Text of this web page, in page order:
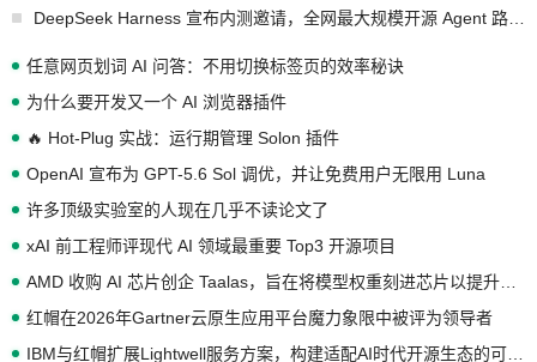
任意网页划词 AI 问答：不用切换标签页的效率秘诀
为什么要开发又一个 AI 浏览器插件
🔥 Hot-Plug 实战：运行期管理 Solon 插件
OpenAI 宣布为 GPT-5.6 Sol 调优，并让免费用户无限用 Luna
许多顶级实验室的人现在几乎不读论文了
xAI 前工程师评现代 AI 领域最重要 Top3 开源项目
红帽在2026年Gartner云原生应用平台魔力象限中被评为领导者